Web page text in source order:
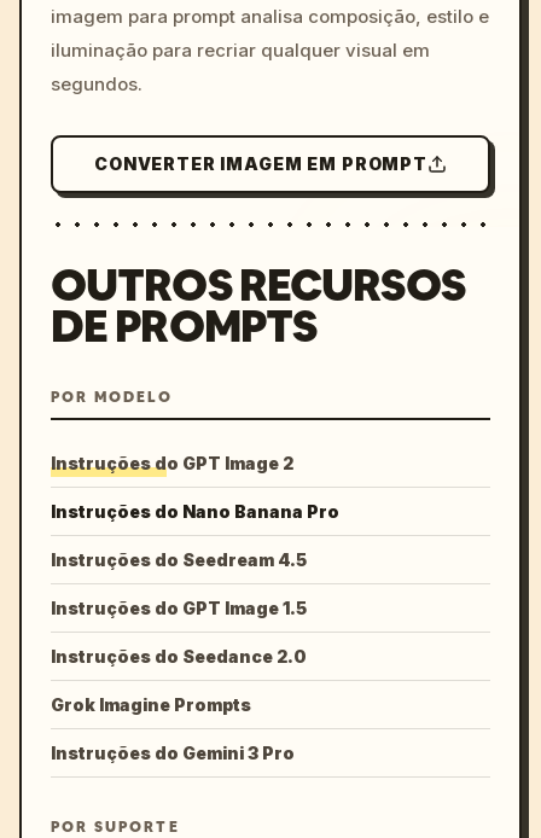
imagem para prompt analisa composição, estilo e
iluminação para recriar qualquer visual em
segundos.
CONVERTER IMAGEM EM PROMPT
OUTROS RECURSOS
DE PROMPTS
POR MODELO
Instruções do GPT Image 2
Instruções do Nano Banana Pro
Instruções do Seedream 4.5
Instruções do GPT Image 1.5
Instruções do Seedance 2.0
Grok Imagine Prompts
Instruções do Gemini 3 Pro
POR SUPORTE